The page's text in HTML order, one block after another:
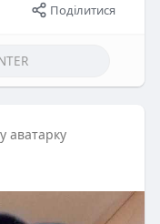
Поділитися
аватарку